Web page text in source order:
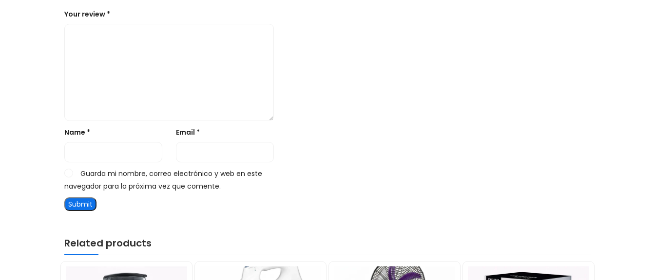
Your review *
Name * Email *
Guarda mi nombre, correo electrónico y web en este
navegador para la próxima vez que comente.
Related products